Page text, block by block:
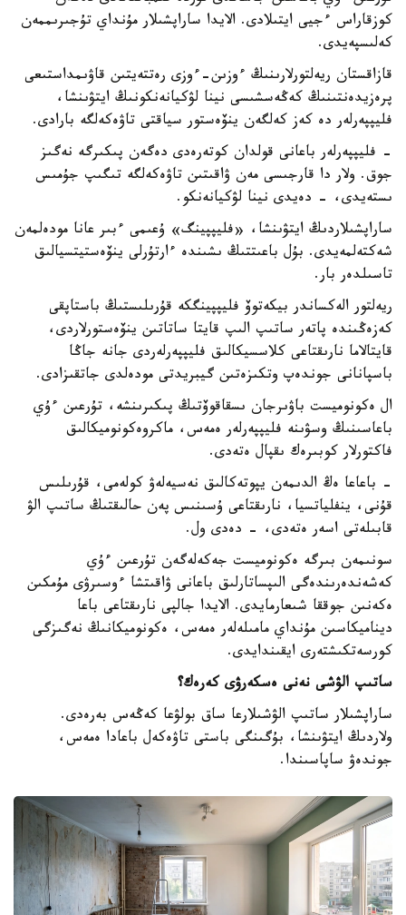
كوزقاراس ءجيى ايتىلادى. الايدا ساراپشىلار مۇنداي تۇجىرىممەن
كەلىسپەيدى.
قازاقستان ريەلتورلارىنىڭ ءوزىن-ءوزى رەتتەيتىن قاۋىمداستىعى
پرەزيدەنتىنىڭ كەڭەسشىسى نينا لۋكيانەنكونىڭ ايتۋىنشا،
فليپپەرلەر دە كەز كەلگەن ينۆەستور سياقتى تاۋەكەلگە بارادى.
- فليپپەرلەر باعانى قولدان كوتەرەدى دەگەن پىكىرگە نەگىز
جوق. ولار دا قارجىسى مەن ۋاقىتىن تاۋەكەلگە تىگىپ جۇمىس
ىستەيدى، - دەيدى نينا لۋكيانەنكو.
ساراپشىلاردىڭ ايتۋىنشا، «فليپپينگ» ۇعىمى ءبىر عانا مودەلمەن
شەكتەلمەيدى. بۇل باعىتتىڭ ىشىندە ءارتۇرلى ينۆەستيتسيالىق
تاسىلدەر بار.
ريەلتور الەكساندر بيكەتوۆ فليپپينگكە قۇرىلىستىڭ باستاپقى
كەزەڭىندە پاتەر ساتىپ الىپ قايتا ساتاتىن ينۆەستورلاردى،
قايتالاما نارىقتاعى كلاسسيكالىق فليپپەرلەردى جانە جاڭا
باسپانانى جوندەپ وتكىزەتىن گيبريدتى مودەلدى جاتقىزادى.
ال ەكونوميست باۋىرجان ىسقاقوۆتىڭ پىكىرىنشە، تۇرعىن ءۇي
باعاسىنىڭ وسۋىنە فليپپەرلەر ەمەس، ماكروەكونوميكالىق
فاكتورلار كوبىرەك ىقپال ەتەدى.
- باعاعا ەڭ الدىمەن يپوتەكالىق نەسيەلەۋ كولەمى، قۇرىلىس
قۇنى، ينفلياتسيا، نارىقتاعى ۇسىنىس پەن حالىقتىڭ ساتىپ الۋ
قابىلەتى اسەر ەتەدى، - دەدى ول.
سونىمەن بىرگە ەكونوميست جەكەلەگەن تۇرعىن ءۇي
كەشەندەرىندەگى الىپساتارلىق باعانى ۋاقىتشا ءوسىرۋى مۇمكىن
ەكەنىن جوققا شىعارمايدى. الايدا جالپى نارىقتاعى باعا
ديناميكاسىن مۇنداي مامىلەلەر ەمەس، ەكونوميكانىڭ نەگىزگى
كورسەتكىشتەرى ايقىندايدى.
ساتىپ الۋشى نەنى ەسكەرۋى كەرەك؟
ساراپشىلار ساتىپ الۋشىلارعا ساق بولۋعا كەڭەس بەرەدى.
ولاردىڭ ايتۋىنشا، بۇگىنگى باستى تاۋەكەل باعادا ەمەس،
جوندەۋ ساپاسىندا.